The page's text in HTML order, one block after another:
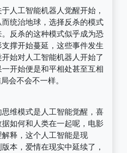
人工智能机器人觉醒开始，
统治地球，选择反杀的模式
反杀的这种模式似乎成为恐
撑开始蔓延，这些事件发生
始对人工智能机器人开始了
开始便是和平相处甚至互相
会不会不一样。
思维模式是人工智能觉醒，喜
如何和人类在一起呢，电影
释，这个人工智能是现
本，爱情在现实中延续了，